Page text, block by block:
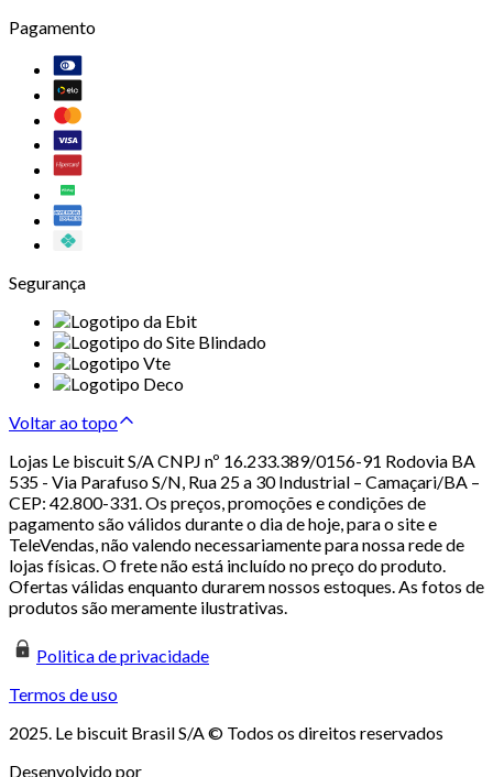
Pagamento
Segurança
Voltar ao topo
Lojas Le biscuit S/A CNPJ nº 16.233.389/0156-91 Rodovia BA
535 - Via Parafuso S/N, Rua 25 a 30 Industrial – Camaçari/BA –
CEP: 42.800-331. Os preços, promoções e condições de
pagamento são válidos durante o dia de hoje, para o site e
TeleVendas, não valendo necessariamente para nossa rede de
lojas físicas. O frete não está incluído no preço do produto.
Ofertas válidas enquanto durarem nossos estoques. As fotos de
produtos são meramente ilustrativas.
Politica de privacidade
Termos de uso
2025. Le biscuit Brasil S/A © Todos os direitos reservados
Desenvolvido por